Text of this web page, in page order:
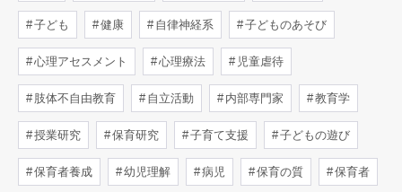
子ども 健康 自律神経系 子どものあそび
心理アセスメント 心理療法 児童虐待
肢体不自由教育 自立活動 内部専門家 教育学
授業研究 保育研究 子育て支援 子どもの遊び
保育者養成 幼児理解 病児 保育の質 保育者